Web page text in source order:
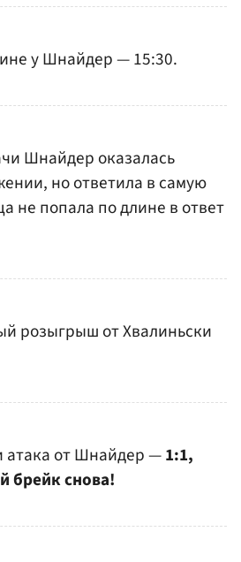
у Шнайдер — 15:30.
Шнайдер оказалась
но ответила в самую
не попала по длине в ответ
розыгрыш от Хвалиньски
от Шнайдер —1:1,
брейк снова!